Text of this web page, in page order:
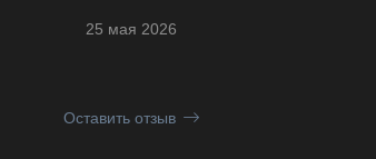
25 мая 2026
Оставить отзыв